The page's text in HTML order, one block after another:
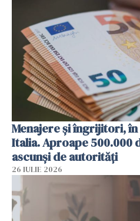
Menajere și îngrijitori,
Italia. Aproape 500.000
ascunși de autorități
26 IULIE 2026